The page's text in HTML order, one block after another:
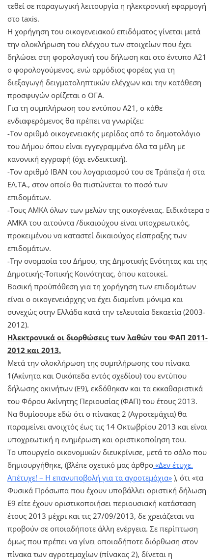
τεθεί σε παραγωγική λειτουργία η ηλεκτρονική εφαρμογή
στο taxis.
Η χορήγηση του οικογενειακού επιδόματος γίνεται μετά
την ολοκλήρωση του ελέγχου των στοιχείων που έχει
δηλώσει στη φορολογική του δήλωση και στο έντυπο Α21
ο φορολογούμενος, ενώ αρμόδιος φορέας για τη
διεξαγωγή δειγματοληπτικών ελέγχων και την κατάθεση
προσφυγών ορίζεται ο ΟΓΑ.
Για τη συμπλήρωση του εντύπου Α21, ο κάθε
ενδιαφερόμενος θα πρέπει να γνωρίζει:
-Τον αριθμό οικογενειακής μερίδας από το δημοτολόγιο
του Δήμου όπου είναι εγγεγραμμένα όλα τα μέλη με
κανονική εγγραφή (όχι ενδεικτική).
-Τον αριθμό ΙΒΑΝ του λογαριασμού του σε Τράπεζα ή στα
ΕΛ.ΤΑ., στον οποίο θα πιστώνεται το ποσό των
επιδομάτων.
-Τους ΑΜΚΑ όλων των μελών της οικογένειας. Ειδικότερα ο
ΑΜΚΑ του αιτούντα /δικαιούχου είναι υποχρεωτικός,
προκειμένου να καταστεί δικαιούχος είσπραξης των
επιδομάτων.
-Την ονομασία του Δήμου, της Δημοτικής Ενότητας και της
Δημοτικής-Τοπικής Κοινότητας, όπου κατοικεί.
Βασική προϋπόθεση για τη χορήγηση των επιδομάτων
είναι ο οικογενειάρχης να έχει διαμείνει μόνιμα και
συνεχώς στην Ελλάδα κατά την τελευταία δεκαετία (2003-
2012).
Ηλεκτρονικά οι διορθώσεις των λαθών του ΦΑΠ 2011-
2012 και 2013.
Μετά την ολοκλήρωση της συμπλήρωσης του πίνακα
1(Ακίνητα και Οικόπεδα εντός σχεδίου) του εντύπου
δήλωσης ακινήτων (Ε9), εκδόθηκαν και τα εκκαθαριστικά
του Φόρου Ακίνητης Περιουσίας (ΦΑΠ) του έτους 2013.
Να θυμίσουμε εδώ ότι ο πίνακας 2 (Αγροτεμάχια) θα
παραμείνει ανοιχτός έως τις 14 Οκτωβρίου 2013 και είναι
υποχρεωτική η ενημέρωση και οριστικοποίηση του.
Το υπουργείο οικονομικών διευκρίνισε, μετά το σάλο που
δημιουργήθηκε, (βλέπε σχετικό μας άρθρο «Δεν έτυχε.
Απέτυχε! – Η επανυποβολή για τα αγροτεμάχια» ), ότι «τα
Φυσικά Πρόσωπα που έχουν υποβάλλει οριστική δήλωση
Ε9 είτε έχουν οριστικοποιήσει περιουσιακή κατάσταση
έτους 2013 μέχρι και τις 27/09/2013, δε χρειάζεται να
προβούν σε οποιαδήποτε άλλη ενέργεια. Σε περίπτωση
όμως που πρέπει να γίνει οποιαδήποτε διόρθωση στον
πίνακα των αγροτεμαχίων (πίνακας 2), δίνεται η